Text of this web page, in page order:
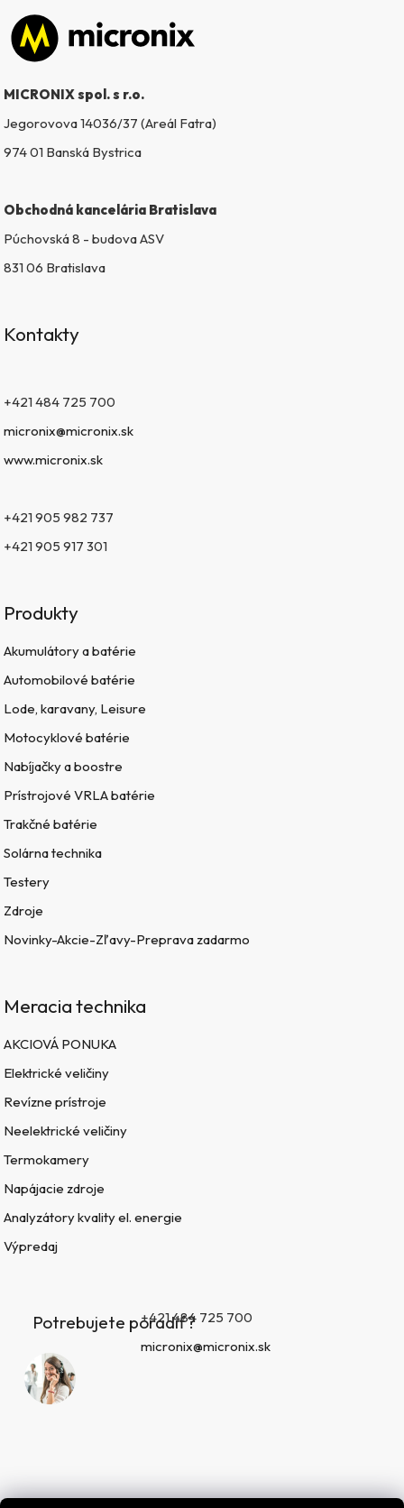
Zápätie
MICRONIX spol. s r.o.
Jegorovova 14036/37 (Areál Fatra)
974 01 Banská Bystrica
Obchodná kancelária Bratislava
Púchovská 8 - budova ASV
831 06 Bratislava
Kontakty
+421 484 725 700
micronix@micronix.sk
www.micronix.sk
+421 905 982 737
+421 905 917 301
Produkty
Akumulátory a batérie
Automobilové batérie
Lode, karavany, Leisure
Motocyklové batérie
Nabíjačky a boostre
Prístrojové VRLA batérie
Trakčné batérie
Solárna technika
Testery
Zdroje
Novinky-Akcie-Zľavy-Preprava zadarmo
Meracia technika
AKCIOVÁ PONUKA
Elektrické veličiny
Revízne prístroje
Neelektrické veličiny
Termokamery
Napájacie zdroje
Analyzátory kvality el. energie
Výpredaj
Potrebujete poradiť?+421 484 725 700
micronix@micronix.sk